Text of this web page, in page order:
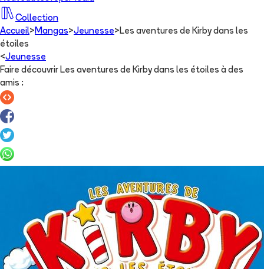
Collection
Accueil> Mangas>Jeunesse> Les aventures de Kirby dans les
étoiles
<Jeunesse
Faire découvrir Les aventures de Kirby dans les étoiles à des
amis :